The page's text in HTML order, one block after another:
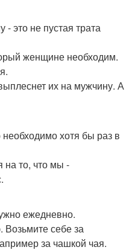
это не пустая трата
женщине необходим.
их на мужчину. А
хотя бы раз в
на то, что мы -
ежедневно.
Возьмите себе за
за чашкой чая.